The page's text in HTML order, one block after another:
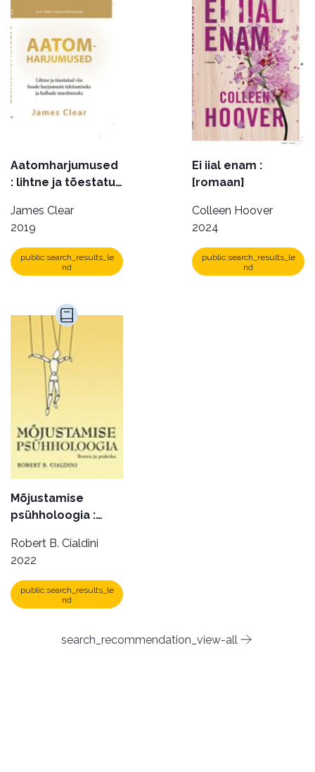
Aatomharjumused
: lihtne ja tõestatud
harjumuste
tekitamiseks ja
halbade
murdmiseks
James Clear
2019
public:search_results_le
nd
Ei iial enam :
[romaan]
Colleen Hoover
2024
public:search_results_le
nd
Mõjustamise
psühholoogia :
Robert B. Cialdini
2022
public:search_results_le
nd
search_recommendation_view-all